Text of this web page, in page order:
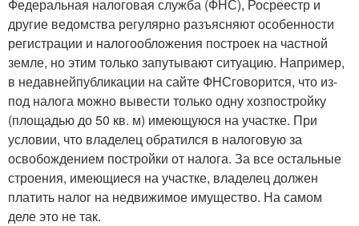
Федеральная налоговая служба (ФНС), Росреестр и
другие ведомства регулярно разъясняют особенности
регистрации и налогообложения построек на частной
земле, но этим только запутывают ситуацию. Например,
в недавнейпубликации на сайте ФНСговорится, что из-
под налога можно вывести только одну хозпостройку
(площадью до 50 кв. м) имеющуюся на участке. При
условии, что владелец обратился в налоговую за
освобождением постройки от налога. За все остальные
строения, имеющиеся на участке, владелец должен
платить налог на недвижимое имущество. На самом
деле это не так.